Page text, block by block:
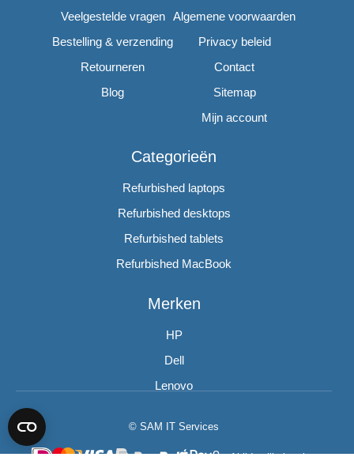
Veelgestelde vragen
Bestelling & verzending
Retourneren
Blog
Algemene voorwaarden
Privacy beleid
Contact
Sitemap
Mijn account
Categorieën
Refurbished laptops
Refurbished desktops
Refurbished tablets
Refurbished MacBook
Merken
HP
Dell
Lenovo
© SAM IT Services
Altijd veilig betalen